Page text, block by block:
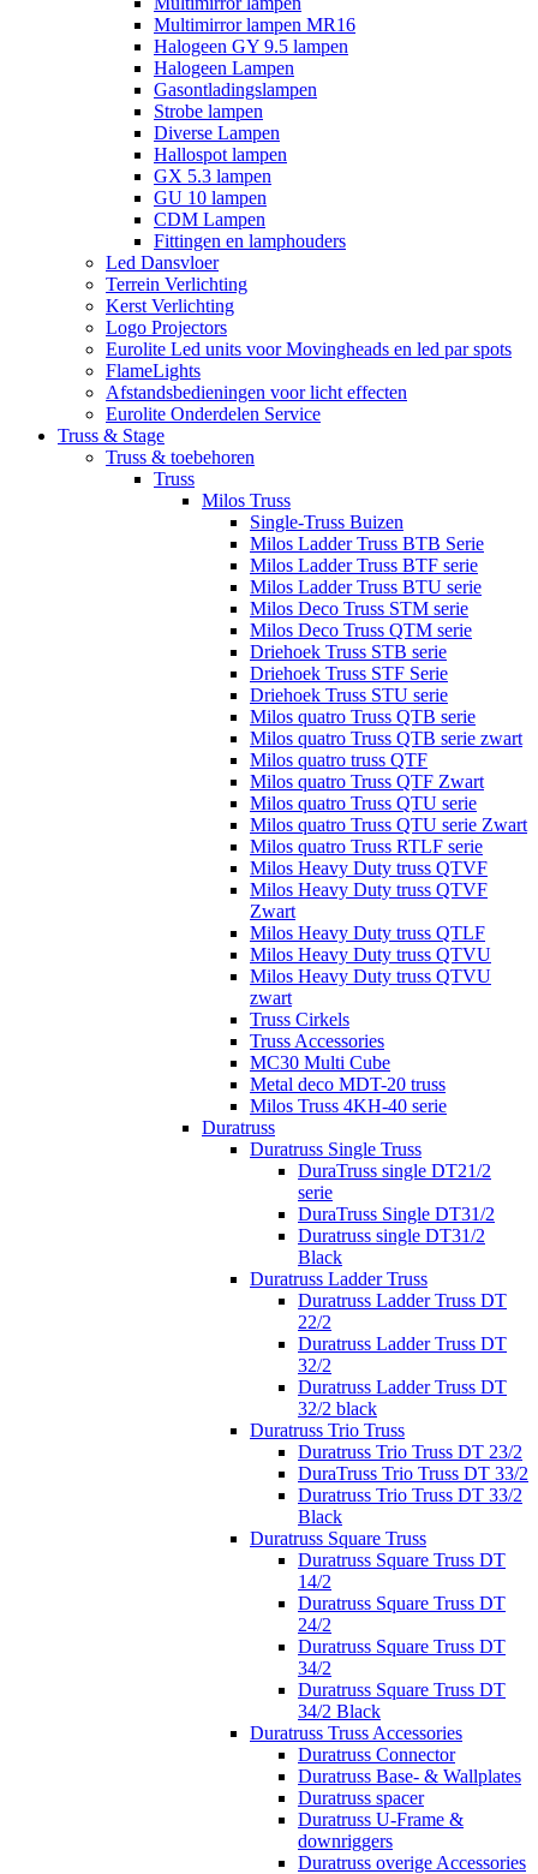
Multimirror lampen MR16
Halogeen GY 9.5 lampen
Halogeen Lampen
Gasontladingslampen
Strobe lampen
Diverse Lampen
Hallospot lampen
GX 5.3 lampen
GU 10 lampen
CDM Lampen
Fittingen en lamphouders
Led Dansvloer
Terrein Verlichting
Kerst Verlichting
Logo Projectors
Eurolite Led units voor Movingheads en led par spots
FlameLights
Afstandsbedieningen voor licht effecten
Eurolite Onderdelen Service
Truss & Stage
Truss & toebehoren
Truss
Milos Truss
Single-Truss Buizen
Milos Ladder Truss BTB Serie
Milos Ladder Truss BTF serie
Milos Ladder Truss BTU serie
Milos Deco Truss STM serie
Milos Deco Truss QTM serie
Driehoek Truss STB serie
Driehoek Truss STF Serie
Driehoek Truss STU serie
Milos quatro Truss QTB serie
Milos quatro Truss QTB serie zwart
Milos quatro truss QTF
Milos quatro Truss QTF Zwart
Milos quatro Truss QTU serie
Milos quatro Truss QTU serie Zwart
Milos quatro Truss RTLF serie
Milos Heavy Duty truss QTVF
Milos Heavy Duty truss QTVF
Zwart
Milos Heavy Duty truss QTLF
Milos Heavy Duty truss QTVU
Milos Heavy Duty truss QTVU
zwart
Truss Cirkels
Truss Accessories
MC30 Multi Cube
Metal deco MDT-20 truss
Milos Truss 4KH-40 serie
Duratruss
Duratruss Single Truss
DuraTruss single DT21/2
serie
DuraTruss Single DT31/2
Duratruss single DT31/2
Black
Duratruss Ladder Truss
Duratruss Ladder Truss DT
22/2
Duratruss Ladder Truss DT
32/2
Duratruss Ladder Truss DT
32/2 black
Duratruss Trio Truss
Duratruss Trio Truss DT 23/2
DuraTruss Trio Truss DT 33/2
Duratruss Trio Truss DT 33/2
Black
Duratruss Square Truss
Duratruss Square Truss DT
14/2
Duratruss Square Truss DT
24/2
Duratruss Square Truss DT
34/2
Duratruss Square Truss DT
34/2 Black
Duratruss Truss Accessories
Duratruss Connector
Duratruss Base- & Wallplates
Duratruss spacer
Duratruss U-Frame &
downriggers
Duratruss overige Accessories